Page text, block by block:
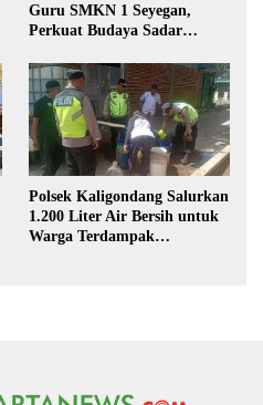
Guru SMKN 1 Seyegan,
Perkuat Budaya Sadar
Polsek Kaligondang Salurkan
1.200 Liter Air Bersih untuk
Warga Terdampak